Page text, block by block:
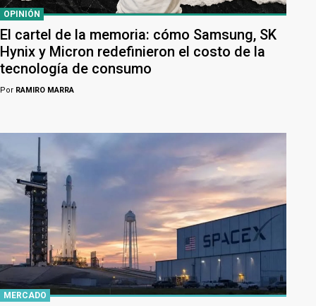
OPINIÓN
El cartel de la memoria: cómo Samsung, SK
Hynix y Micron redefinieron el costo de la
tecnología de consumo
Por RAMIRO MARRA
MERCADO